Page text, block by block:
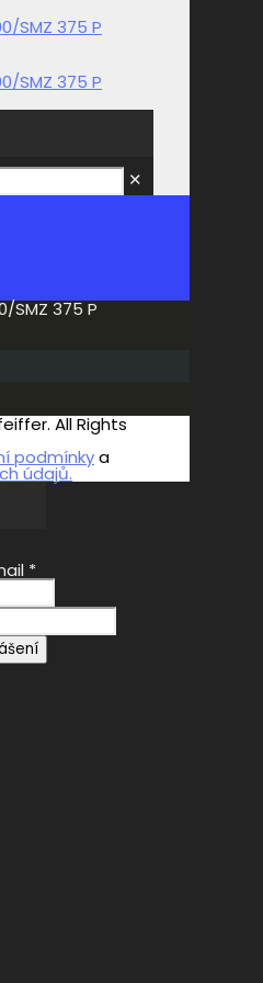
✕
SMZ 375 P
All Rights
podmínkya
údajů.
*